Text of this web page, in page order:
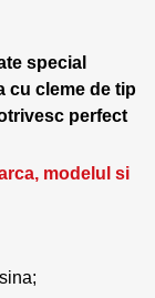
special
cu cleme de tip
perfect
modelul si